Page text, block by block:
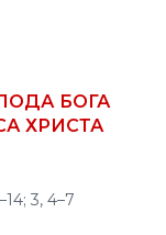
БОГА
ХРИСТА
3, 4–7